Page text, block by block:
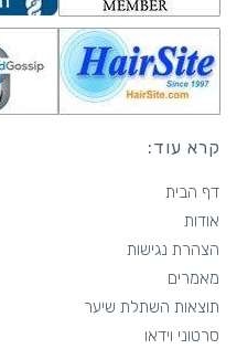
קרא עוד:
דף הבית
אודות
הצהרת נגישות
מאמרים
תוצאות השתלת שיער
סרטוני וידאו